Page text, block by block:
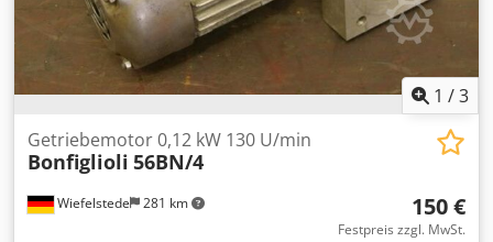
1 /3
Wiefelstede 281 km
Getriebemotor 0,12 kW 130 U/min
Bonfiglioli 56BN/4
150 €
Festpreis zzgl. MwSt.